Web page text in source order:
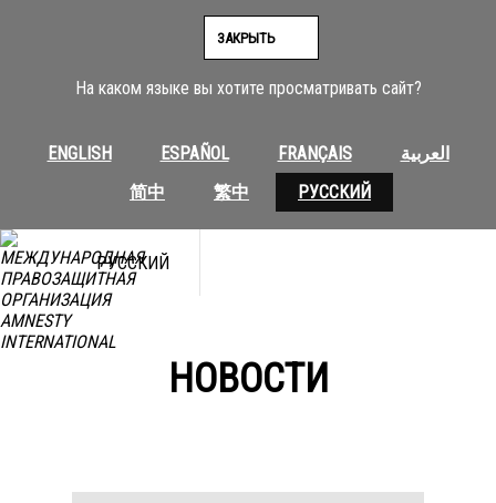
На каком языке вы хотите просматривать сайт?
ENGLISH ESPAÑOL FRANÇAIS
العربية
简中
繁中 РУССКИЙ
ЗАКРЫТЬ
РУССКИЙ
НОВОСТИ